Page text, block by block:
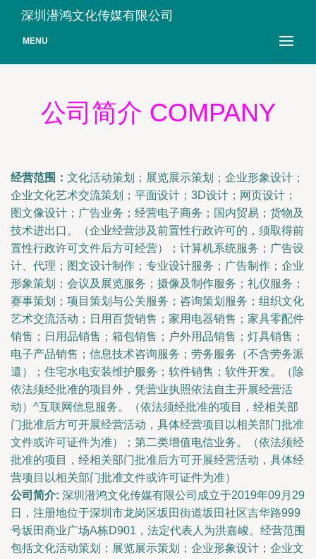
深圳潜鸿文化传媒有限公司
MENU
公司简介 COMPANY
经营范围： 文化活动策划；展览展示策划；企业形象设计；
企业文化艺术交流策划；平面设计；3D设计；网页设计；
图文像设计；广告业务；经营电子商务；国内贸易；货物及
技术进出口。（企业经营涉及前置性行政许可的，须取得前
置性行政许可文件后方可经营）；计算机系统服务；广告设
计、代理；图文设计制作；专业设计服务；广告制作；企业
形象策划；会议及展览服务；摄像及制作服务；礼仪服务；
赛事策划；项目策划与公关服务；咨询策划服务；组织文化
艺术交流活动；日用百货销售；家用电器销售；家具零配件
销售；日用品销售；箱包销售；户外用品销售；灯具销售；
电子产品销售；信息技术咨询服务；劳务服务（不含劳务派
遣）；住宅水电安装维护服务；软件销售；软件开发。（除
依法须经批准的项目外，凭营业执照依法自主开展经营活
动）^互联网信息服务。（依法须经批准的项目，经相关部
门批准后方可开展经营活动，具体经营项目以相关部门批准
文件或许可证件为准）；第二类增值电信业务。（依法须经
批准的项目，经相关部门批准后方可开展经营活动，具体经
营项目以相关部门批准文件或许可证件为准）
公司简介: 深圳潜鸿文化传媒有限公司成立于2019年09月29
日，注册地位于深圳市龙岗区坂田街道坂田社区吉华路999
号坂田商业广场A栋D901，法定代表人为洪嘉峻。经营范围
包括文化活动策划；展览展示策划；企业形象设计；企业文